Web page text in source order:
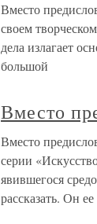
Вместо
своем
дела излагает
большой
Вместо
Вместо
серии
явившегося
рассказать. Он ее